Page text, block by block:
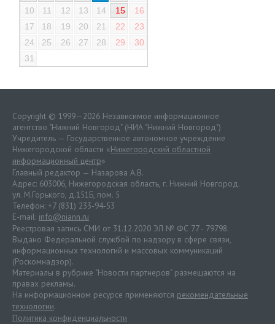
10
11 12 13 14 15
16
17
18 19 20 21 22
23
24
25 26 27 28 29
30
31
Copyright © 1999—2026 Независимое информационное
агентство "Нижний Новгород" (НИА "Нижний Новгород")
Учредитель — Государственное автономное учреждение
Нижегородской области «Нижегородский областной
информационный центр»
Главный редактор — Назарова А.В.
Адрес: 603006, Нижегородская область, г. Нижний Новгород.
ул. М.Горького, д.151Б, пом. 5
Телефон: +7 (831) 233-94-53
E-mail: info@niann.ru
Реестровая запись СМИ от 31.12.2020 ЭЛ № ФС 77 - 79798.
Выдано Федеральной службой по надзору в сфере связи,
информационных технологий и массовых коммуникаций
(Роскомнадзор).
Материалы в рубрике "Новости партнеров" размещаются на
правах рекламы.
На информационном ресурсе применяются рекомендательные
технологии.
Политика конфиденциальности